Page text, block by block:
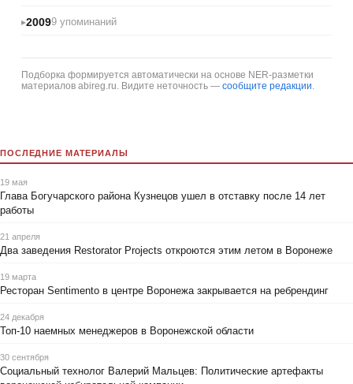
20099 упоминаний
Подборка формируется автоматически на основе NER-разметки
материалов abireg.ru. Видите неточность — сообщите редакции
ПОСЛЕДНИЕ МАТЕРИАЛЫ
19 мая
Глава Богучарского района Кузнецов ушел в отставку после 14 лет
работы
21 апреля
Два заведения Restorator Projects откроются этим летом в Воронеже
19 марта
Ресторан Sentimento в центре Воронежа закрывается на ребрендинг
24 декабря
Топ-10 наемных менеджеров в Воронежской области
30 сентября
Социальный технолог Валерий Мальцев: Политические артефакты